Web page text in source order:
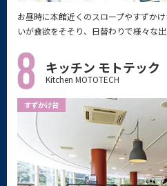
お昼時に本館近くのスロープやすずか
いが食欲をそそり、日替わりで様々な出
キッチン モトテック
Kitchen MOTOTECH
すずかけ台